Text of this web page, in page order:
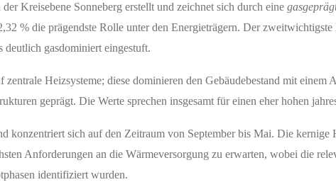
Kreisebene Sonneberg erstellt und zeichnet sich durch eine
% die prägendste Rolle unter den Energieträgern. Der
gasdominiert eingestuft.
Heizsysteme; diese dominieren den Gebäudebestand mit einem
geprägt. Die Werte sprechen insgesamt für einen eher hohen
konzentriert sich auf den Zeitraum von September bis Mai. Die kernige
Anforderungen an die Wärmeversorgung zu erwarten, wobei die
identifiziert wurden.